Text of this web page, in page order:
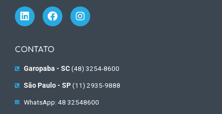
CONTATO
Garopaba - SC(48) 3254-8600
São Paulo - SP(11) 2935-9888
WhatsApp: 48 32548600